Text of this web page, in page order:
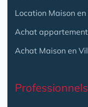
Location Maison
Achat
Achat Maison en
Professionnels